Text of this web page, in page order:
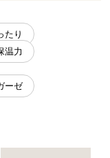
たり
温力
ーゼ